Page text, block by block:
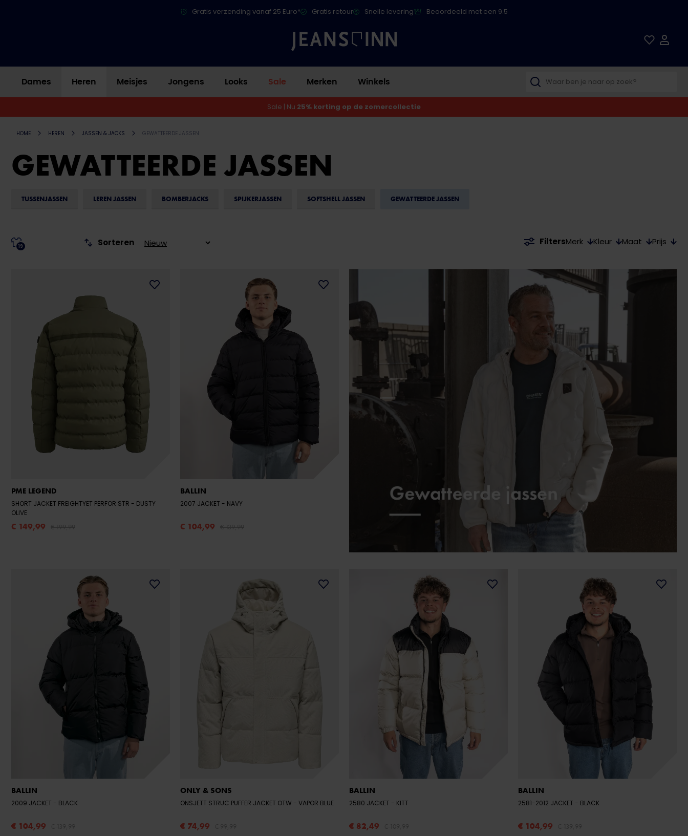
Gratis verzending vanaf 25 Euro* Gratis retour Snelle levering Beoordeeld met een 9.5
Dames Heren Meisjes Jongens Looks Sale Merken Winkels
Sale | Nu 25% korting op de zomercollectie
HOME HEREN JASSEN & JACKS GEWATTEERDE JASSEN
GEWATTEERDE JASSEN
TUSSENJASSEN LEREN JASSEN BOMBERJACKS SPIJKERJASSEN SOFTSHELL JASSEN GEWATTEERDE JASSEN
FiltersMerk Kleur Maat Prijs
19 Sorteren
PME LEGEND
SHORT JACKET FREIGHTYET PERFOR STR - DUSTY
OLIVE
€ 149,99
BALLIN
2007 JACKET - NAVY
€ 104,99
BALLIN
2009 JACKET - BLACK
€ 104,99
ONLY & SONS
ONSJETT STRUC PUFFER JACKET OTW - VAPOR BLUE
€ 74,99
BALLIN
2580 JACKET - KITT
€ 82,49
BALLIN
2581-2012 JACKET - BLACK
€ 104,99